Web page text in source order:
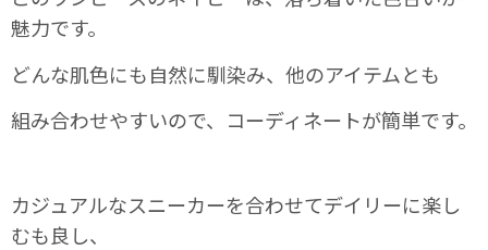
魅力です。
どんな肌色にも自然に馴染み、他のアイテムとも
組み合わせやすいので、コーディネートが簡単です。
カジュアルなスニーカーを合わせてデイリーに楽し
むも良し、